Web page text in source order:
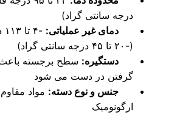
گراد)
غیر عملیاتی:
-۴ تا ۱۱۳ درجه فارنهایت
سطح برجسته باعث افزایش ثبات
در دست می شود
و نوع دسته:
مواد مقاوم PP ، طراحی